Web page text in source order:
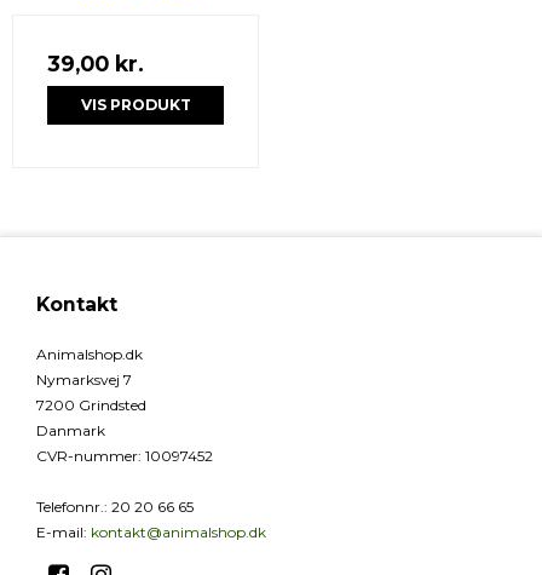
39,00 kr.
VIS PRODUKT
Kontakt
Animalshop.dk
Nymarksvej 7
7200 Grindsted
Danmark
CVR-nummer: 10097452
Telefonnr.: 20 20 66 65
E-mail: kontakt@animalshop.dk